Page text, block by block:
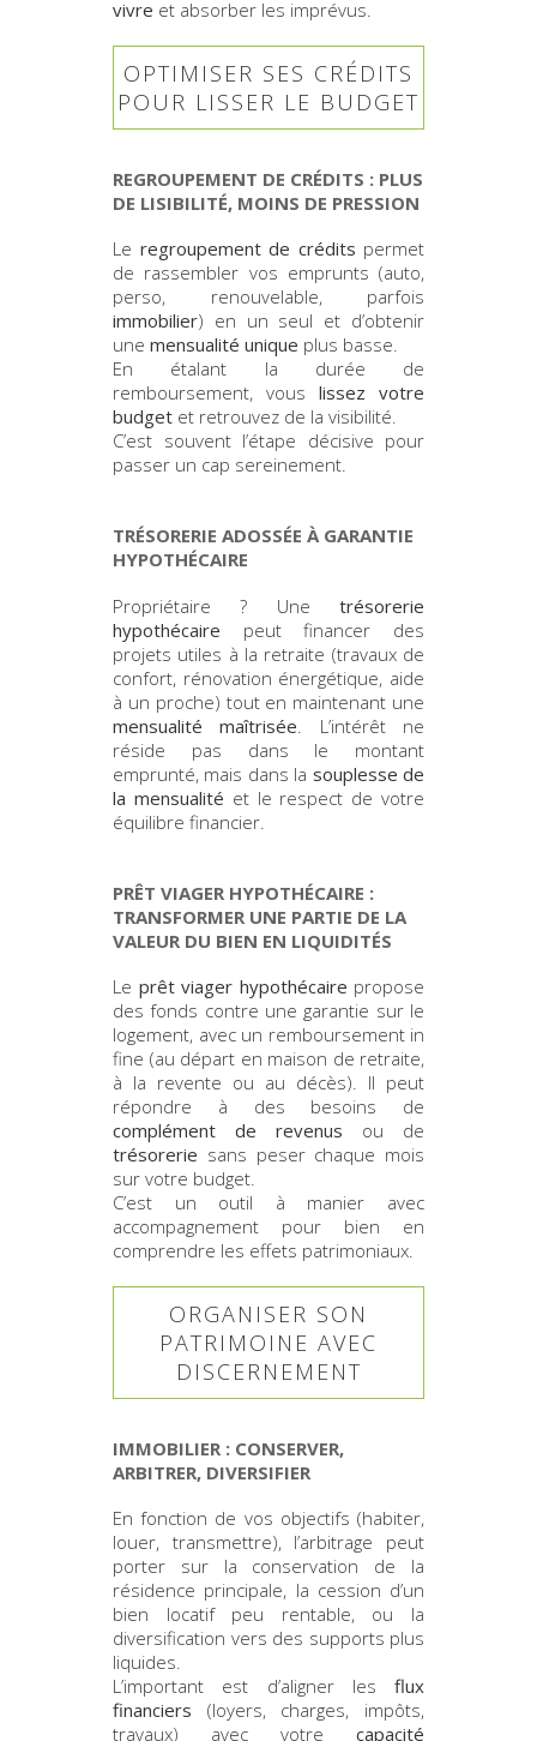
vivre et absorber les imprévus.
OPTIMISER SES CRÉDITS
POUR LISSER LE BUDGET
REGROUPEMENT DE CRÉDITS : PLUS
DE LISIBILITÉ, MOINS DE PRESSION
Le regroupement de crédits permet
de rassembler vos emprunts (auto,
perso, renouvelable, parfois
immobilier) en un seul et d’obtenir
une mensualité unique plus basse.
En étalant la durée de
remboursement, vous lissez votre
budget et retrouvez de la visibilité.
C’est souvent l’étape décisive pour
passer un cap sereinement.
TRÉSORERIE ADOSSÉE À GARANTIE
HYPOTHÉCAIRE
Propriétaire ? Une trésorerie
hypothécaire peut financer des
projets utiles à la retraite (travaux de
confort, rénovation énergétique, aide
à un proche) tout en maintenant une
mensualité maîtrisée . L’intérêt ne
réside pas dans le montant
emprunté, mais dans la souplesse de
la mensualité et le respect de votre
équilibre financier.
PRÊT VIAGER HYPOTHÉCAIRE :
TRANSFORMER UNE PARTIE DE LA
VALEUR DU BIEN EN LIQUIDITÉS
Le prêt viager hypothécaire propose
des fonds contre une garantie sur le
logement, avec un remboursement in
fine (au départ en maison de retraite,
à la revente ou au décès). Il peut
répondre à des besoins de
complément de revenus ou de
trésorerie sans peser chaque mois
sur votre budget.
C’est un outil à manier avec
accompagnement pour bien en
comprendre les effets patrimoniaux.
ORGANISER SON
PATRIMOINE AVEC
DISCERNEMENT
IMMOBILIER : CONSERVER,
ARBITRER, DIVERSIFIER
En fonction de vos objectifs (habiter,
louer, transmettre), l’arbitrage peut
porter sur la conservation de la
résidence principale, la cession d’un
bien locatif peu rentable, ou la
diversification vers des supports plus
liquides.
L’important est d’aligner les flux
financiers (loyers, charges, impôts,
travaux) avec votre capacité